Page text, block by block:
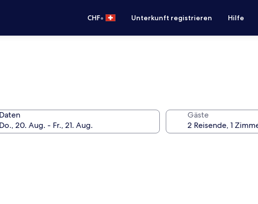
CHF• Unterkunft registrieren Hilfe
Daten Gäste